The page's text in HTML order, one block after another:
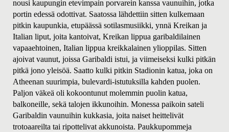
nousi kaupungin etevimpain porvarein kanssa vaunuihin, jotka
portin edessä odottivat. Saatossa lähdettiin sitten kulkemaan
pitkin kaupunkia, etupäässä sotilasmusiikki, ynnä Kreikan ja
Italian liput, joita kantoivat, Kreikan lippua garibaldilainen
vapaaehtoinen, Italian lippua kreikkalainen ylioppilas. Sitten
ajoivat vaunut, joissa Garibaldi istui, ja viimeiseksi kulki pitkän
pitkä jono yleisöä. Saatto kulki pitkin Stadionin katua, joka on
Atheenan suurimpia, bulevardi-istutuksilla kahden puolen.
Paljon väkeä oli kokoontunut molemmin puolin katua,
balkoneille, sekä talojen ikkunoihin. Monessa paikoin sateli
Garibaldin vaunuihin kukkasia, joita naiset heittelivät
trotoaareilta tai ripottelivat akkunoista. Paukkupommeja